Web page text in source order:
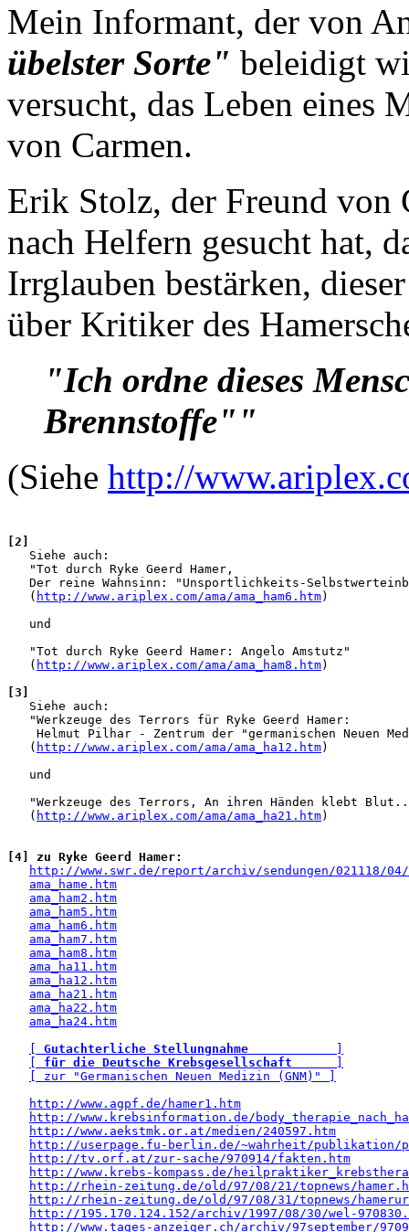
Mein Informant, der von
übelster Sorte" beleidigt
versucht, das Leben eines
von Carmen.
Erik Stolz, der Freund von
nach Helfern gesucht hat,
Irrglauben bestärken,
über Kritiker des
"Ich ordne dieses
Brennstoffe""
(Siehe http://
[2]
Siehe auch:
   "Tot durch Ryke Geerd Hamer,
Der reine Wahnsinn: "Unsportlichkeits-
   (
http://www.ariplex.com/ama/ama_ham6.htm)
   und
   "Tot durch Ryke Geerd Hamer: Angelo Amstutz"
   (
http://www.ariplex.com/ama/ama_ham8.htm)
[3]
Siehe auch:
   "Werkzeuge des Terrors für Ryke Geerd Hamer:
Helmut Pilhar - Zentrum der "germanischen Neuen
   (
http://www.ariplex.com/ama/ama_ha12.htm)
   und
"Werkzeuge des Terrors, An ihren Händen klebt
   (
http://www.ariplex.com/ama/ama_ha21.htm)
[4] zu Ryke Geerd Hamer:
http://www.swr.de/report/archiv/sendungen/021118/
ama_hame.htm
ama_ham2.htm
ama_ham5.htm
ama_ham6.htm
ama_ham7.htm
ama_ham8.htm
ama_ha11.htm
ama_ha12.htm
ama_ha21.htm
ama_ha22.htm
ama_ha24.htm
[ Gutachterliche Stellungnahme
            ]
[ für die Deutsche Krebsgesellschaft
      ]
[ zur "Germanischen Neuen Medizin (GNM)" ]
http://www.agpf.de/hamer1.htm
http://www.krebsinformation.de/
http://www.aekstmk.or.at/medien/240597.htm
http://userpage.fu-berlin.de/~wahrheit/publikation/
http://tv.orf.at/zur-sache/970914/fakten.htm
http://www.krebs-kompass.de/
http://rhein-zeitung.de/old/97/08/21/topnews/
http://rhein-zeitung.de/old/97/08/31/topnews/
http://195.170.124.152/archiv/1997/08/30/wel-
http://www.tages-anzeiger.ch/archiv/97september/